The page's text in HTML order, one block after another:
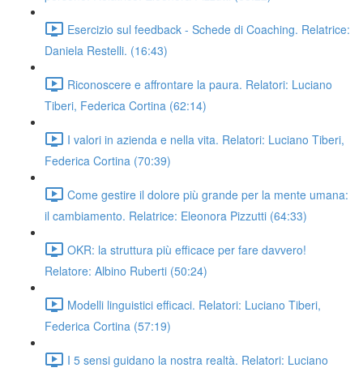
Esercizio sul feedback - Schede di Coaching. Relatrice:
Daniela Restelli. (16:43)
Riconoscere e affrontare la paura. Relatori: Luciano
Tiberi, Federica Cortina (62:14)
I valori in azienda e nella vita. Relatori: Luciano Tiberi,
Federica Cortina (70:39)
Come gestire il dolore più grande per la mente umana:
il cambiamento. Relatrice: Eleonora Pizzutti (64:33)
OKR: la struttura più efficace per fare davvero!
Relatore: Albino Ruberti (50:24)
Modelli linguistici efficaci. Relatori: Luciano Tiberi,
Federica Cortina (57:19)
I 5 sensi guidano la nostra realtà. Relatori: Luciano